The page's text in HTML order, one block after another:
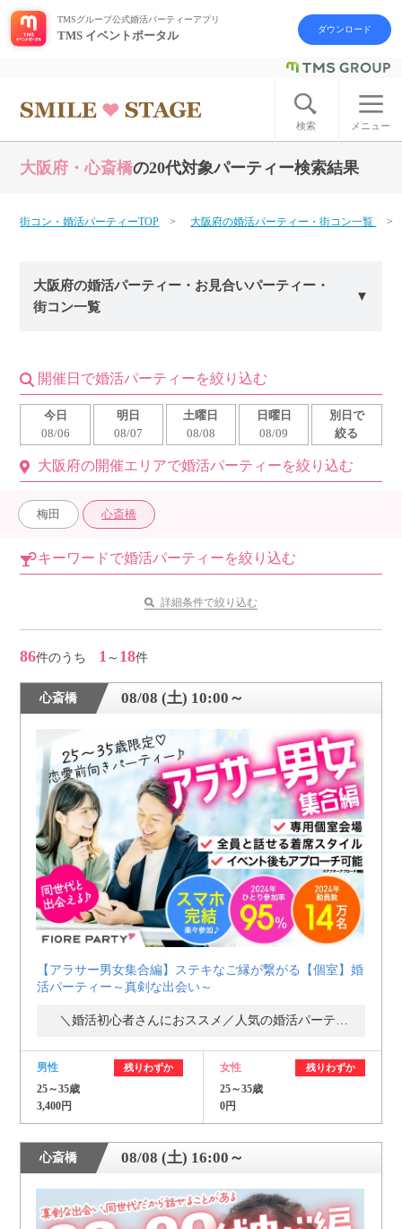
ログイン アカウント登録
はじめての方へ
今週の婚活パーティー
よくあるご質問
お問い合わせ
利用規約
個人情報保護方針launch
子どもの安全基準に関するポリシー
公式アカウントで最新情報を配信中！
PR
約1,300店
の中から
おすすめの優良結婚相談所をご紹介
個人情報保護のため
プライバシーマークを 取得しております
TMSグループ公式婚活パーティーアプリ
TMS イベントポータル ダウンロード
検索 メニュー
大阪府・心斎橋の20代対象パーティー検索結果
街コン・婚活パーティーTOP 大阪府の婚活パーティー・街コン一覧
大阪府の婚活パーティー・お見合いパーティー・
街コン一覧
開催日で婚活パーティーを絞り込む
今日
08/06
明日
08/07
土曜日
08/08
日曜日
08/09
別日で
絞る
大阪府の開催エリアで婚活パーティーを絞り込む
梅田 心斎橋
キーワードで婚活パーティーを絞り込む
詳細条件で絞り込む
86件のうち 1 ～ 18件
心斎橋 08/08 (土) 10:00～
【アラサー男女集合編】ステキなご縁が繋がる【個室】婚
活パーティー～真剣な出会い～
＼婚活初心者さんにおススメ／人気の婚活パーティー・街コン
男性 残りわずか
25～35歳
3,400円
女性 残りわずか
25～35歳
0円
心斎橋 08/08 (土) 16:00～